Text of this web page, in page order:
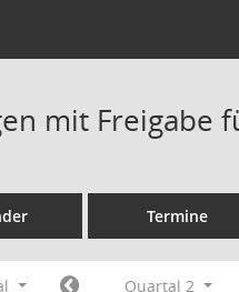
mit Freigabe
Termine
Quartal 2